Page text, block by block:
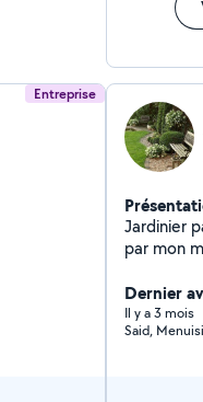
Entreprise
Jardinier
par mon
de
haies,
Dernier
Il y a 3 mois
Said,